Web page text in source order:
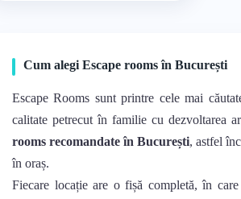
Cum alegi Escape rooms în București
Escape Rooms sunt printre cele mai
calitate petrecut în familie cu dezvoltarea
rooms recomandate în București, astfel
în oraș.
Fiecare locație are o fișă completă, în